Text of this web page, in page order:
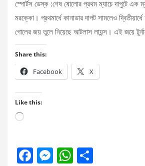
স্পোর্টস ডেস্ক :শেষ ষোলোর প্রথম ম্যাচে দাপুটে এক
মরক্কো। প্রথমার্ধে কানাডার দাপট সামলেও
গোলের জয় তুলে নিয়েছে আটলাস লায়ন্স। এই জয়ে
Share this:
Facebook X
Like this:
Loading…
F
M W